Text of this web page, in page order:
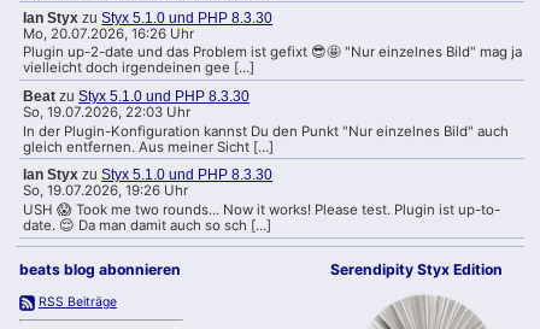
Ian Styx zuStyx 5.1.0 und PHP 8.3.30
Mo, 20.07.2026, 16:26 Uhr
Plugin up-2-date und das Problem ist gefixt 😎🤩 "Nur einzelnes Bild" mag ja
vielleicht doch irgendeinen gee […]
Beat zuStyx 5.1.0 und PHP 8.3.30
So, 19.07.2026, 22:03 Uhr
In der Plugin-Konfiguration kannst Du den Punkt "Nur einzelnes Bild" auch
gleich entfernen. Aus meiner Sicht […]
Ian Styx zuStyx 5.1.0 und PHP 8.3.30
So, 19.07.2026, 19:26 Uhr
USH 😱 Took me two rounds... Now it works! Please test. Plugin ist up-to-
date. 😌 Da man damit auch so sch […]
beats blog abonnieren
RSS Beiträge
Serendipity Styx Edition